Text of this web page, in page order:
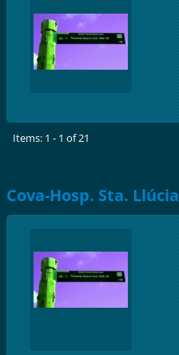
Items: 1 - 1 of 21
Cova-Hosp. Sta. Llúcia